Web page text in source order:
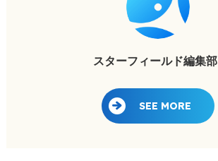
スターフィールド編集部
SEE MORE